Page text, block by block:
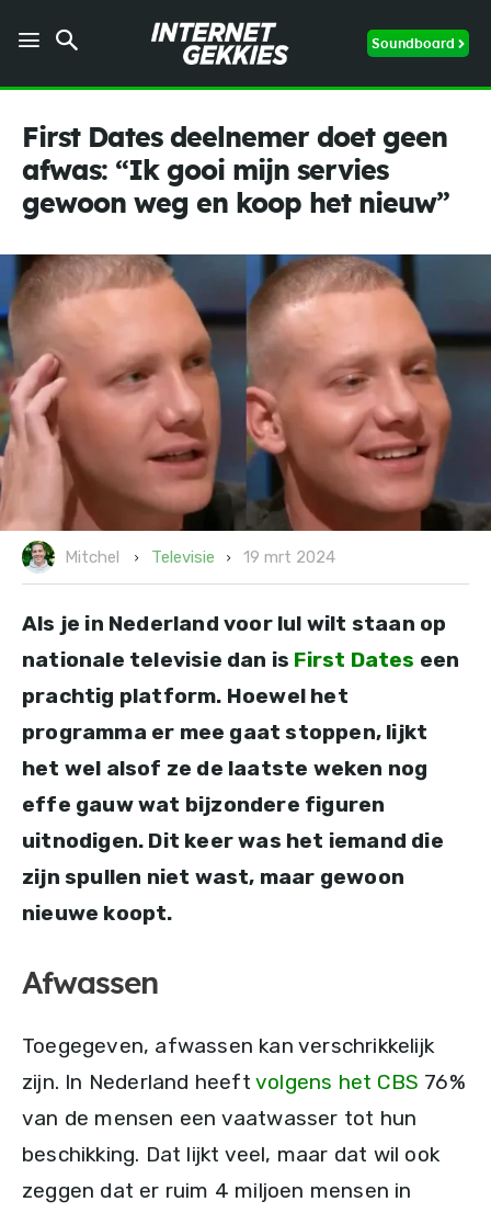
Soundboard
First Dates deelnemer doet geen
afwas: “Ik gooi mijn servies
gewoon weg en koop het nieuw”
Mitchel Televisie 19 mrt 2024
Als je in Nederland voor lul wilt staan op
nationale televisie dan is First Dates een
prachtig platform. Hoewel het
programma er mee gaat stoppen, lijkt
het wel alsof ze de laatste weken nog
effe gauw wat bijzondere figuren
uitnodigen. Dit keer was het iemand die
zijn spullen niet wast, maar gewoon
nieuwe koopt.
Afwassen
Toegegeven, afwassen kan verschrikkelijk
zijn. In Nederland heeft volgens het CBS 76%
van de mensen een vaatwasser tot hun
beschikking. Dat lijkt veel, maar dat wil ook
zeggen dat er ruim 4 miljoen mensen in